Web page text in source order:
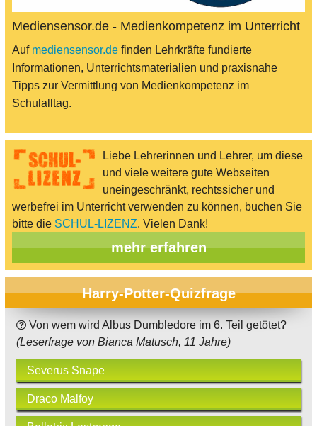
Mediensensor.de - Medienkompetenz im Unterricht
Auf mediensensor.de finden Lehrkräfte fundierte
Informationen, Unterrichtsmaterialien und praxisnahe
Tipps zur Vermittlung von Medienkompetenz im
Schulalltag.
Liebe Lehrerinnen und Lehrer, um diese
und viele weitere gute Webseiten
uneingeschränkt, rechtssicher und
werbefrei im Unterricht verwenden zu können, buchen Sie
bitte die SCHUL-LIZENZ. Vielen Dank!
mehr erfahren
Harry-Potter-Quizfrage
Von wem wird Albus Dumbledore im 6. Teil getötet?
(Leserfrage von Bianca Matusch, 11 Jahre)
Severus Snape
Draco Malfoy